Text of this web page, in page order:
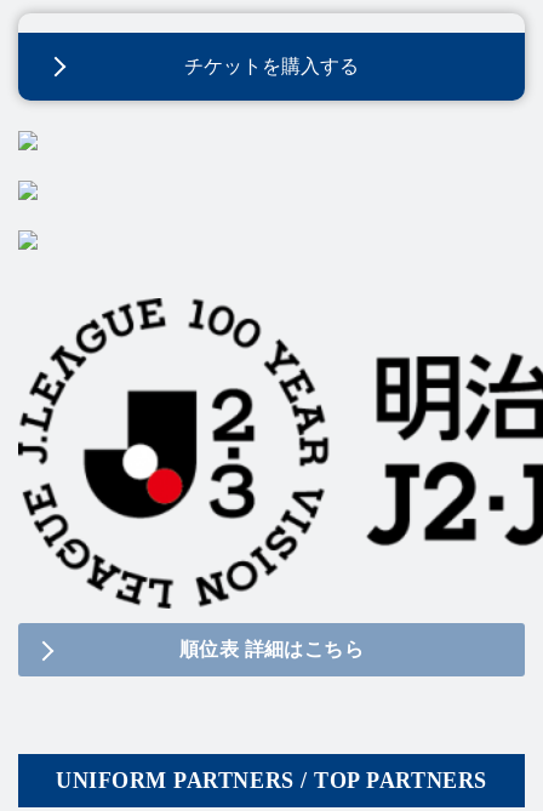
チケットを購入する
順位表 詳細はこちら
UNIFORM PARTNERS / TOP PARTNERS